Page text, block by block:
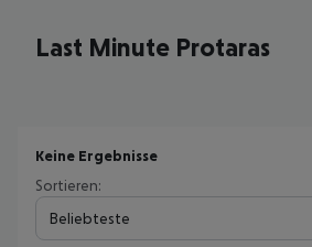
Last Minute Protaras
Keine Ergebnisse
Sortieren:
Beliebteste